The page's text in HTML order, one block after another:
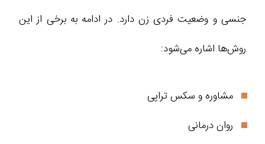
جنسی و وضعیت فردی زن دارد. در ادامه به برخی از این
روش‌ها اشاره می‌شود:
مشاوره و سکس‌ تراپی
روان ‌درمانی